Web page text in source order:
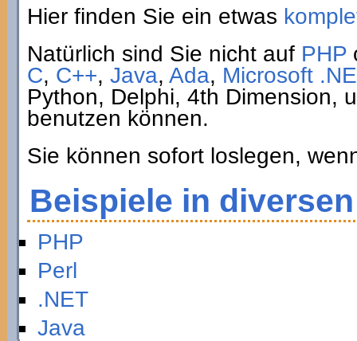
Hier finden Sie ein etwas
Natürlich sind Sie nicht auf PHP
C, C++, Java, Ada, Microsoft
Python, Delphi, 4th Dimension,
benutzen können.
Sie können sofort loslegen,
Beispiele in
PHP
Perl
.NET
Java